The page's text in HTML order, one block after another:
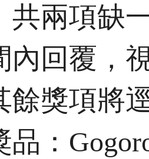
共兩項缺
內回覆，
餘獎項將
品：